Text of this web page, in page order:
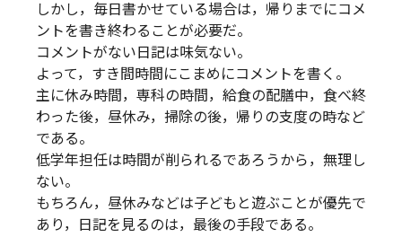
しかし，毎日書かせている場合は，帰りまでにコメ
ントを書き終わることが必要だ。
コメントがない日記は味気ない。
よって，すき間時間にこまめにコメントを書く。
主に休み時間，専科の時間，給食の配膳中，食べ終
わった後，昼休み，掃除の後，帰りの支度の時など
である。
低学年担任は時間が削られるであろうから，無理し
ない。
もちろん，昼休みなどは子どもと遊ぶことが優先で
あり，日記を見るのは，最後の手段である。